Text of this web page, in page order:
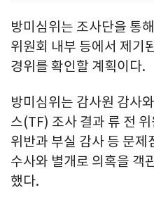
방미심위는 조사단을 통
위원회 내부 등에서 제기
경위를 확인할 계획이다.
방미심위는 감사원 감사
스(TF) 조사 결과 류 전
위반과 부실 감사 등 문
수사와 별개로 의혹을 객
했다.